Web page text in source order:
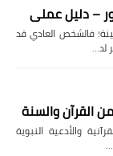
– دليل عملي
فالشخص العادي قد
لد…
القرآن والسنة
والأدعية النبوية